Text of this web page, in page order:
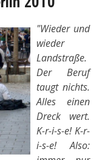
"Wieder und
wieder
Landstraße.
Der Beruf
taugt nichts.
Alles einen
Dreck wert.
K-r-i-s-e! K-r-
i-s-e! Also: